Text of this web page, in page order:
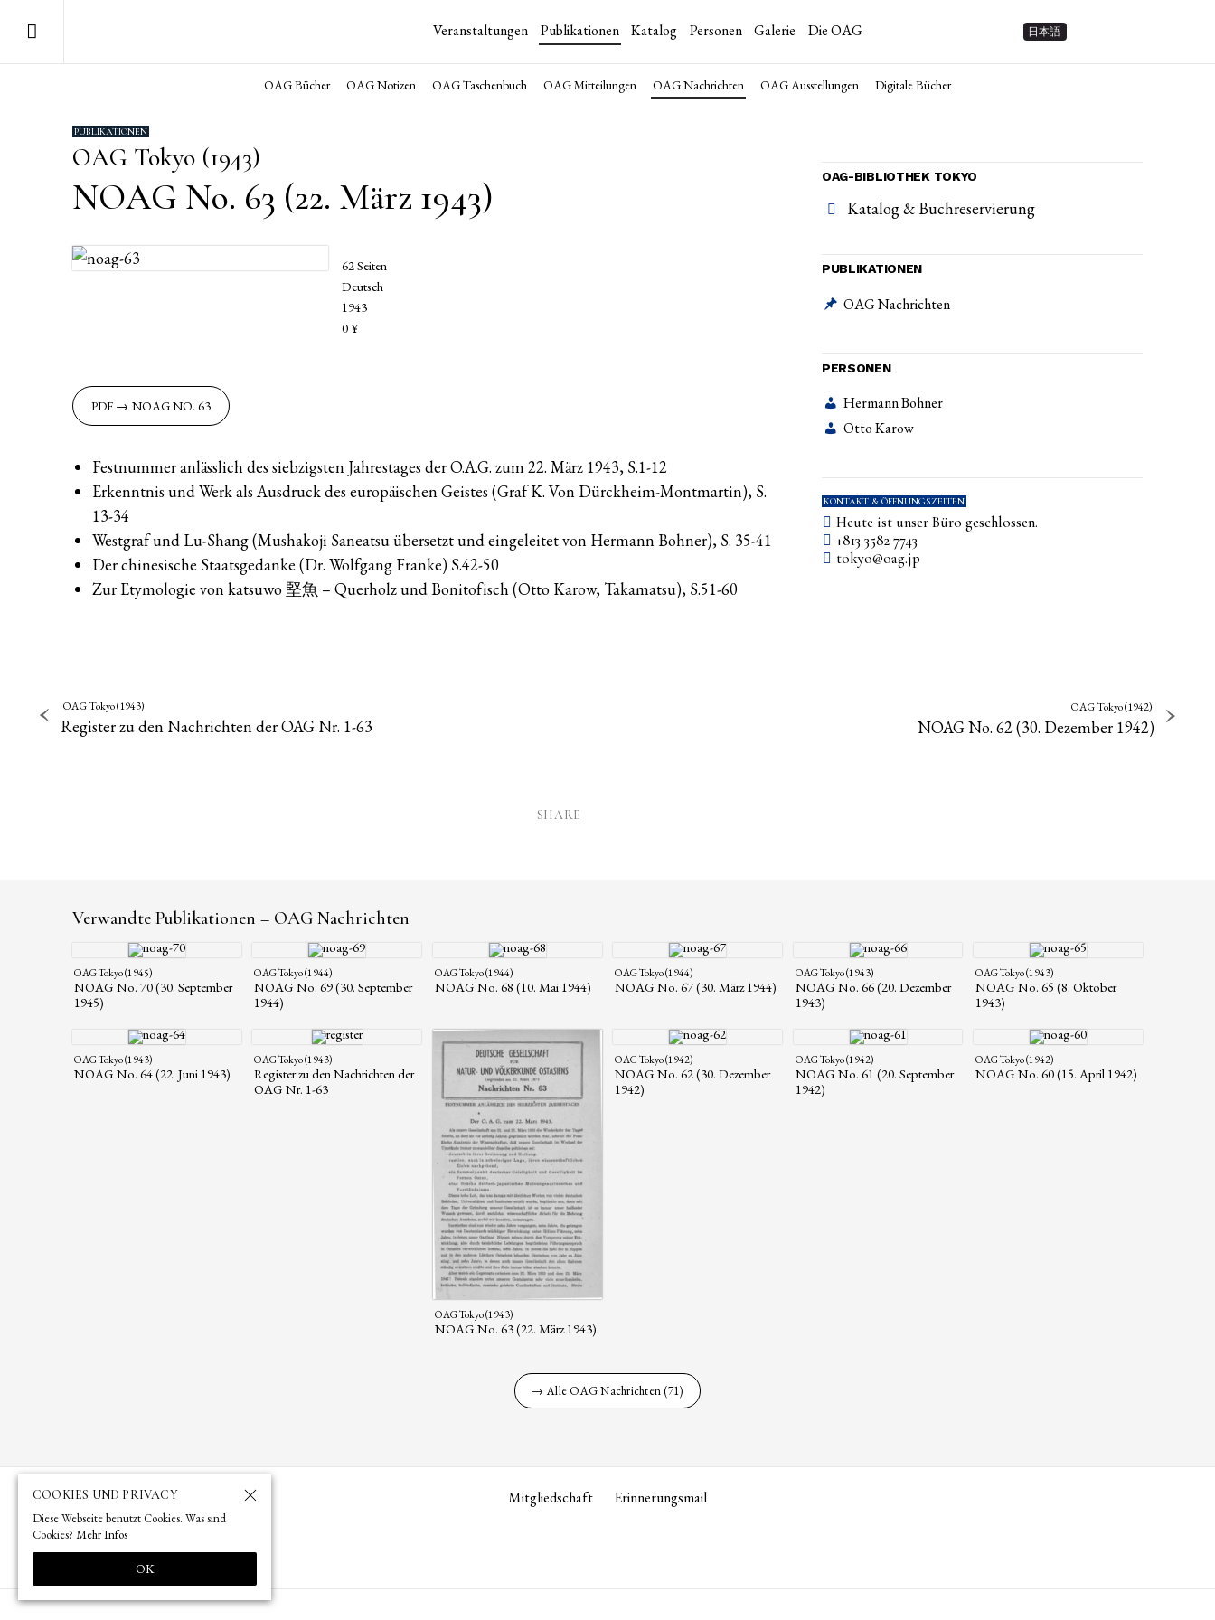
Veranstaltungen Publikationen Katalog Personen Galerie Die OAG 日本語
OAG Bücher OAG Notizen OAG Taschenbuch OAG Mitteilungen OAG Nachrichten OAG Ausstellungen Digitale Bücher
PUBLIKATIONEN
OAG Tokyo (1943)
NOAG No. 63 (22. März 1943)
62 Seiten
Deutsch
1943
0 ¥
NOAG NO. 63
Festnummer anlässlich des siebzigsten Jahrestages der O.A.G. zum 22. März 1943, S.1-12
Erkenntnis und Werk als Ausdruck des europäischen Geistes (Graf K. Von Dürckheim-Montmartin), S.
13-34
Westgraf und Lu-Shang (Mushakoji Saneatsu übersetzt und eingeleitet von Hermann Bohner), S. 35-41
Der chinesische Staatsgedanke (Dr. Wolfgang Franke) S.42-50
Zur Etymologie von katsuwo 堅魚 – Querholz und Bonitofisch (Otto Karow, Takamatsu), S.51-60
OAG-BIBLIOTHEK TOKYO
Katalog & Buchreservierung
PUBLIKATIONEN
OAG Nachrichten
PERSONEN
Hermann Bohner
Otto Karow
KONTAKT & ÖFFNUNGSZEITEN
Heute ist unser Büro geschlossen.
+813 3582 7743
tokyo­@­oag­.­jp
OAG Tokyo (1943)
Register zu den Nachrichten der OAG Nr. 1-63
OAG Tokyo (1942)
NOAG No. 62 (30. Dezember 1942)
SHARE
Verwandte Publikationen – OAG Nachrichten
OAG Tokyo (1945)
NOAG No. 70 (30. September
1945)
OAG Tokyo (1944)
NOAG No. 69 (30. September
1944)
OAG Tokyo (1944)
NOAG No. 68 (10. Mai 1944)
OAG Tokyo (1944)
NOAG No. 67 (30. März 1944)
OAG Tokyo (1943)
NOAG No. 66 (20. Dezember
1943)
OAG Tokyo (1943)
NOAG No. 65 (8. Oktober
1943)
OAG Tokyo (1943)
NOAG No. 64 (22. Juni 1943)
OAG Tokyo (1943)
Register zu den Nachrichten der
OAG Nr. 1-63
OAG Tokyo (1943)
NOAG No. 63 (22. März 1943)
OAG Tokyo (1942)
NOAG No. 62 (30. Dezember
1942)
OAG Tokyo (1942)
NOAG No. 61 (20. September
1942)
OAG Tokyo (1942)
NOAG No. 60 (15. April 1942)
→ Alle OAG Nachrichten (71)
Mitgliedschaft Erinnerungsmail
COOKIES UND PRIVACY
Diese Webseite benutzt Cookies. Was sind
Cookies? Mehr Infos
OK